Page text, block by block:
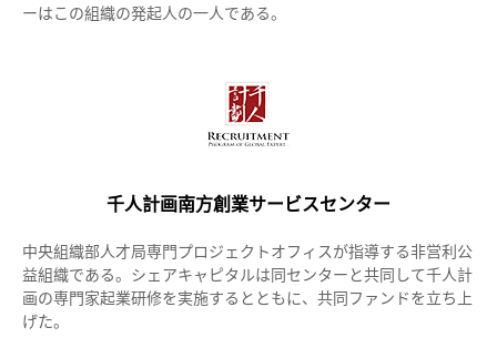
ーはこの組織の発起人の一人である。
千人計画南方創業サービスセンター
中央組織部人才局専門プロジェクトオフィスが指導する非営利公
益組織である。シェアキャピタルは同センターと共同して千人計
画の専門家起業研修を実施するとともに、共同ファンドを立ち上
げた。